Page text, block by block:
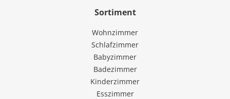
Sortiment
Wohnzimmer
Schlafzimmer
Babyzimmer
Badezimmer
Kinderzimmer
Esszimmer